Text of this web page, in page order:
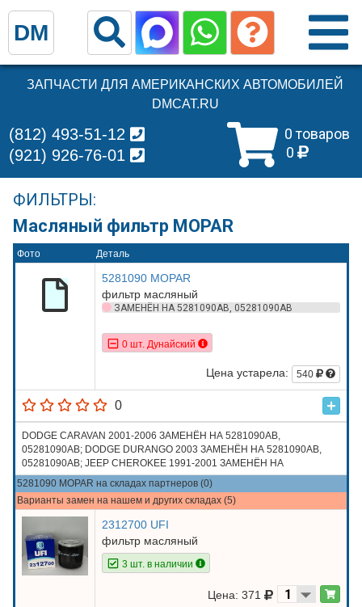
ЗАПЧАСТИ ДЛЯ АМЕРИКАНСКИХ АВТОМОБИЛЕЙ
DMCAT.RU
0 товаров
0
(812) 493-51-12
(921) 926-76-01
ФИЛЬТРЫ:
Масляный фильтр MOPAR
Фото Деталь
5281090 MOPAR
фильтр масляный
ЗАМЕНЁН НА 5281090AB, 05281090AB
0 шт. Дунайский
Цена устарела: 540
0
DODGE CARAVAN 2001-2006 ЗАМЕНЁН НА 5281090AB,
05281090AB; DODGE DURANGO 2003 ЗАМЕНЁН НА 5281090AB,
05281090AB; JEEP CHEROKEE 1991-2001 ЗАМЕНЁН НА
5281090AB, 05281090AB; JEEP GRAND CHEROKEE 1993-2007
ЗАМЕНЁН НА 5281090AB, 05281090AB
5281090 MOPAR на складах партнеров (0)
Варианты замен на нашем и других складах (5)
2312700 UFI
фильтр масляный
3 шт. в наличии
Цена: 371
DM